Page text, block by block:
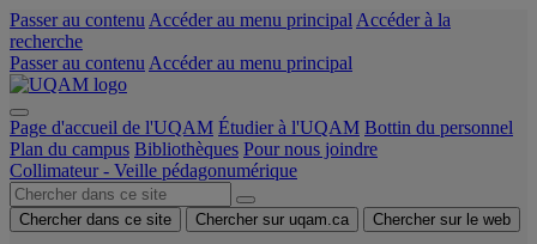
Passer au contenu Accéder au menu principal Accéder à la
recherche
Passer au contenu Accéder au menu principal
Page d'accueil de l'UQAM Étudier à l'UQAM Bottin du personnel
Plan du campus Bibliothèques Pour nous joindre
Collimateur - Veille pédagonumérique
Chercher dans ce site Chercher sur uqam.ca Chercher sur le web